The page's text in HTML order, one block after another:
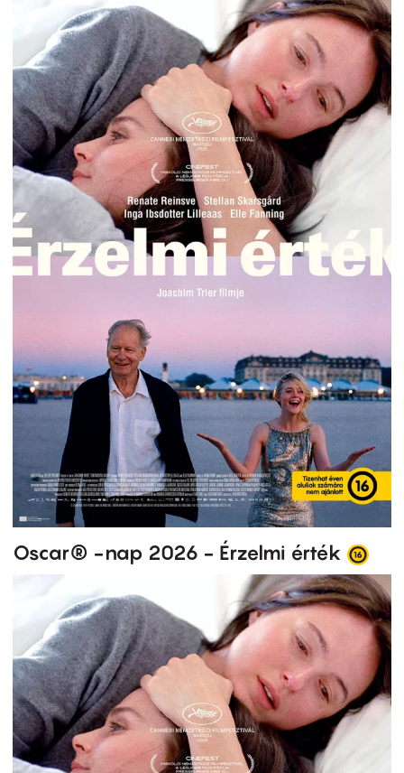
Oscar® -nap 2026 - Érzelmi érték